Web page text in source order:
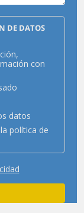
DE DATOS
con
datos
política de